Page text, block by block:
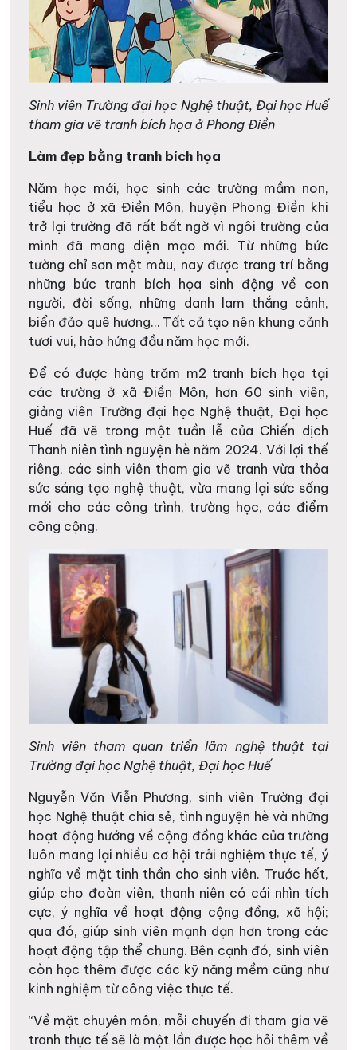
Sinh viên Trường đại học Nghệ thuật, Đại học Huế
tham gia vẽ tranh bích họa ở Phong Điền
Làm đẹp bằng tranh bích họa
Năm học mới, học sinh các trường mầm non,
tiểu học ở xã Điền Môn, huyện Phong Điền khi
trở lại trường đã rất bất ngờ vì ngôi trường của
mình đã mang diện mạo mới. Từ những bức
tường chỉ sơn một màu, nay được trang trí bằng
những bức tranh bích họa sinh động về con
người, đời sống, những danh lam thắng cảnh,
biển đảo quê hương… Tất cả tạo nên khung cảnh
tươi vui, hào hứng đầu năm học mới.
Để có được hàng trăm m2 tranh bích họa tại
các trường ở xã Điền Môn, hơn 60 sinh viên,
giảng viên Trường đại học Nghệ thuật, Đại học
Huế đã vẽ trong một tuần lễ của Chiến dịch
Thanh niên tình nguyện hè năm 2024. Với lợi thế
riêng, các sinh viên tham gia vẽ tranh vừa thỏa
sức sáng tạo nghệ thuật, vừa mang lại sức sống
mới cho các công trình, trường học, các điểm
công cộng.
Sinh viên tham quan triển lãm nghệ thuật tại
Trường đại học Nghệ thuật, Đại học Huế
Nguyễn Văn Viễn Phương, sinh viên Trường đại
học Nghệ thuật chia sẻ, tình nguyện hè và những
hoạt động hướng về cộng đồng khác của trường
luôn mang lại nhiều cơ hội trải nghiệm thực tế, ý
nghĩa về mặt tinh thần cho sinh viên. Trước hết,
giúp cho đoàn viên, thanh niên có cái nhìn tích
cực, ý nghĩa về hoạt động cộng đồng, xã hội;
qua đó, giúp sinh viên mạnh dạn hơn trong các
hoạt động tập thể chung. Bên cạnh đó, sinh viên
còn học thêm được các kỹ năng mềm cũng như
kinh nghiệm từ công việc thực tế.
“Về mặt chuyên môn, mỗi chuyến đi tham gia vẽ
tranh thực tế sẽ là một lần được học hỏi thêm về